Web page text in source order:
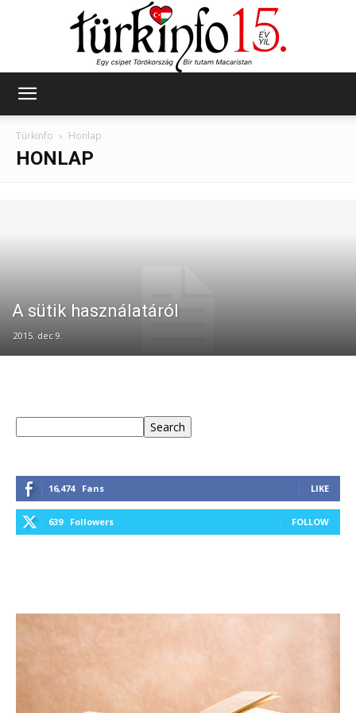
Türkinfo Honlap
HONLAP
A sütik használatáról
2015. dec 9.
Search
16,474 Fans LIKE
639 Followers FOLLOW